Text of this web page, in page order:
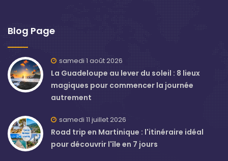
Blog Page
samedi 1 août 2026
La Guadeloupe au lever du soleil : 8 lieux
magiques pour commencer la journée
autrement
samedi 11 juillet 2026
Road trip en Martinique : l'itinéraire idéal
pour découvrir l'île en 7 jours